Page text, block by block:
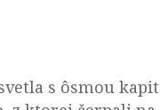
s ôsmou